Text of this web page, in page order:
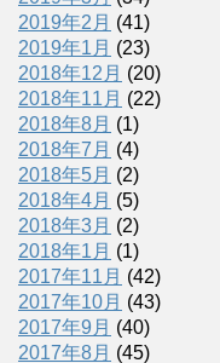
2019年2月 (41)
2019年1月 (23)
2018年12月 (20)
2018年11月 (22)
2018年8月 (1)
2018年7月 (4)
2018年5月 (2)
2018年4月 (5)
2018年3月 (2)
2018年1月 (1)
2017年11月 (42)
2017年10月 (43)
2017年9月 (40)
2017年8月 (45)